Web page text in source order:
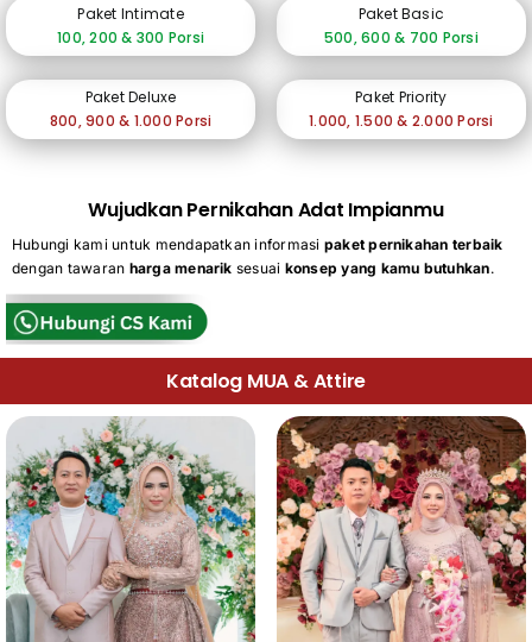
Paket Intimate
100, 200 & 300 Porsi
Paket Basic
500, 600 & 700 Porsi
Paket Deluxe
800, 900 & 1.000 Porsi
Paket Priority
1.000, 1.500 & 2.000 Porsi
Wujudkan Pernikahan Adat Impianmu
Hubungi kami untuk mendapatkan informasi paket pernikahan terbaik
dengan tawaran harga menarik sesuai konsep yang kamu butuhkan.
Katalog MUA & Attire